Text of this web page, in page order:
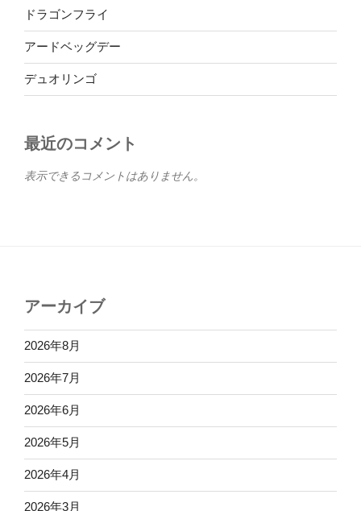
ドラゴンフライ
アードベッグデー
デュオリンゴ
最近のコメント
表示できるコメントはありません。
アーカイブ
2026年8月
2026年7月
2026年6月
2026年5月
2026年4月
2026年3月